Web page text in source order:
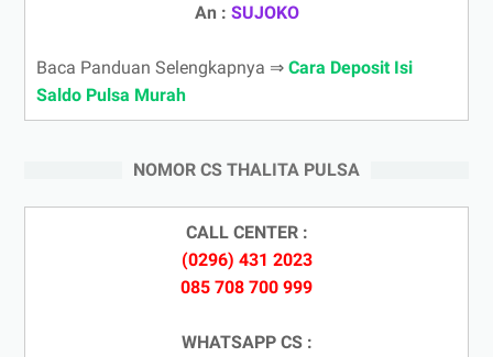
An : SUJOKO
Baca Panduan Selengkapnya ⇒ Cara Deposit Isi
Saldo Pulsa Murah
NOMOR CS THALITA PULSA
CALL CENTER :
(0296) 431 2023
085 708 700 999
WHATSAPP CS :